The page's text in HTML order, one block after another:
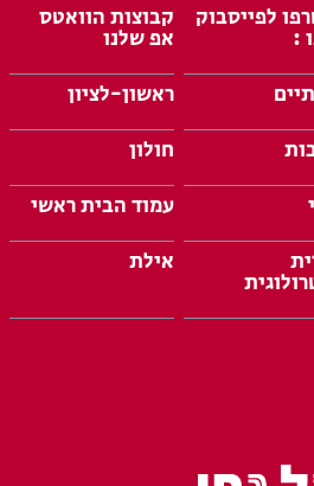
לפייסבוק
:
קבוצות הוואטס
אפ שלנו
ראשון-לציון
חולון
עמוד הבית ראשי
אילת